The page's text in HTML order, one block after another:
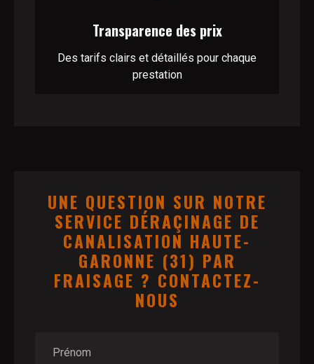
Transparence des prix
Des tarifs clairs et détaillés pour chaque
prestation
UNE QUESTION SUR NOTRE
SERVICE DÉRAÇINAGE DE
CANALISATION HAUTE-
GARONNE (31) PAR
FRAISAGE ? CONTACTEZ-
NOUS
Prénom